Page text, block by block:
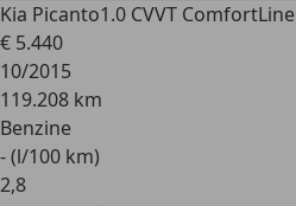
Kia Picanto1.0 CVVT ComfortLine
€ 5.440
10/2015
119.208 km
Benzine
- (l/100 km)
2,8